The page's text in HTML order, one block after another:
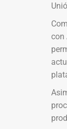
con